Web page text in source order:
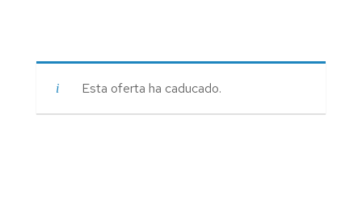
Esta oferta ha caducado.